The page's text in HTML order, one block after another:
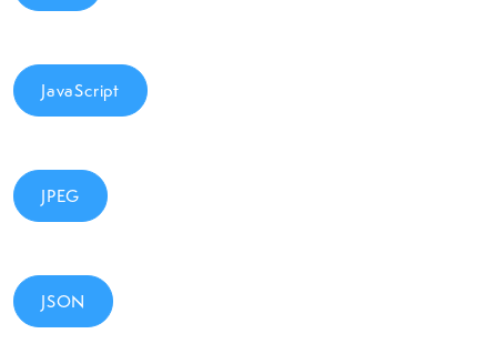
JavaScript
JPEG
JSON